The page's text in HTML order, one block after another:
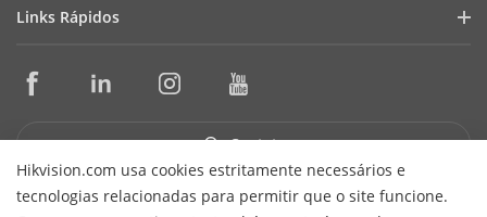
Hikvision.com usa cookies estritamente necessários e
tecnologias relacionadas para permitir que o site funcione.
Cibersegurança
Sustentabilidade
Fale Conosco
Perguntas Frequentes
Casos de Sucesso
Links Rápidos
Ferramentas de Instalação e Manutenção
SDKs de Integração
Garantia e Troca Expressa
Contato
Receber Newsletter